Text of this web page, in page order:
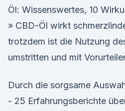
Öl: Wissenswertes, 10
» CBD-Öl wirkt
trotzdem ist die Nutzung
umstritten und mit
Durch die sorgsame
- 25 Erfahrungsberichte